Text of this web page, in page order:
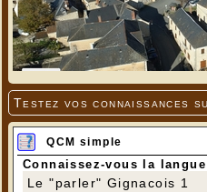
Testez vos connaissances
QCM simple
Connaissez-vous la
Le "parler" Gignacois 1